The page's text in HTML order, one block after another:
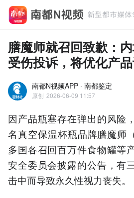
膳魔师就召回致歉：
受伤投诉，将优化产
南都N视频APP · 南都鉴定
原创 2026-06-09 11:57
因产品瓶塞存在弹出的风险
名真空保温杯瓶品牌膳魔师
多国各召回百万件食物罐等
安全委员会披露的公告，有
击中而导致永久性视力丧失。